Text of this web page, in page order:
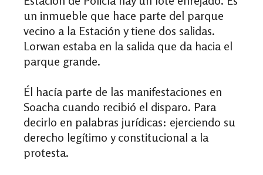
un inmueble que hace parte del parque
vecino a la Estación y tiene dos salidas.
Lorwan estaba en la salida que da hacia el
parque grande.
Él hacía parte de las manifestaciones en
Soacha cuando recibió el disparo. Para
decirlo en palabras jurídicas: ejerciendo su
derecho legítimo y constitucional a la
protesta.